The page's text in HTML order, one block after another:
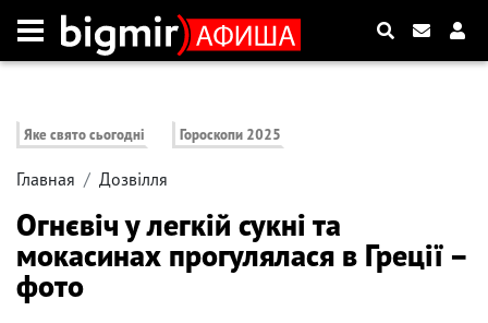
Яке свято сьогодні Гороскопи 2025
Главная Дозвілля
Огнєвіч у легкій сукні та
мокасинах прогулялася в Греції –
фото